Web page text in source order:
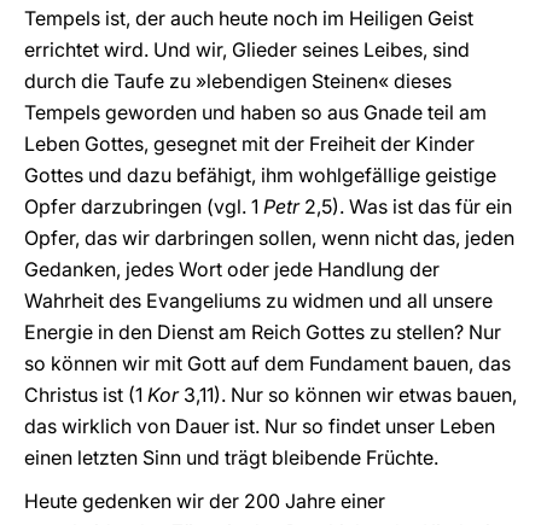
Tempels ist, der auch heute noch im Heiligen Geist
errichtet wird. Und wir, Glieder seines Leibes, sind
durch die Taufe zu »lebendigen Steinen« dieses
Tempels geworden und haben so aus Gnade teil am
Leben Gottes, gesegnet mit der Freiheit der Kinder
Gottes und dazu befähigt, ihm wohlgefällige geistige
Opfer darzubringen (vgl. 1 Petr2,5). Was ist das für ein
Opfer, das wir darbringen sollen, wenn nicht das, jeden
Gedanken, jedes Wort oder jede Handlung der
Wahrheit des Evangeliums zu widmen und all unsere
Energie in den Dienst am Reich Gottes zu stellen? Nur
so können wir mit Gott auf dem Fundament bauen, das
Christus ist (1 Kor 3,11). Nur so können wir etwas bauen,
das wirklich von Dauer ist. Nur so findet unser Leben
einen letzten Sinn und trägt bleibende Früchte.
Heute gedenken wir der 200 Jahre einer